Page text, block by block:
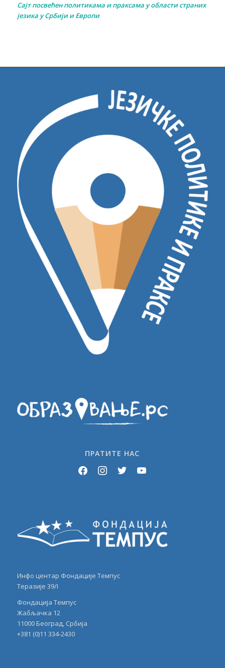
Сајт посвећен политикама и праксама у области страних
језика у Србији и Европи
ПРАТИТЕ НАС
facebookinstagramtwitteryoutube
Инфо центар Фондације Темпус
Теразије 39/I
Фондација Темпус
Жабљачка 12
11000 Београд, Србија
+381 (0)11 334-2430